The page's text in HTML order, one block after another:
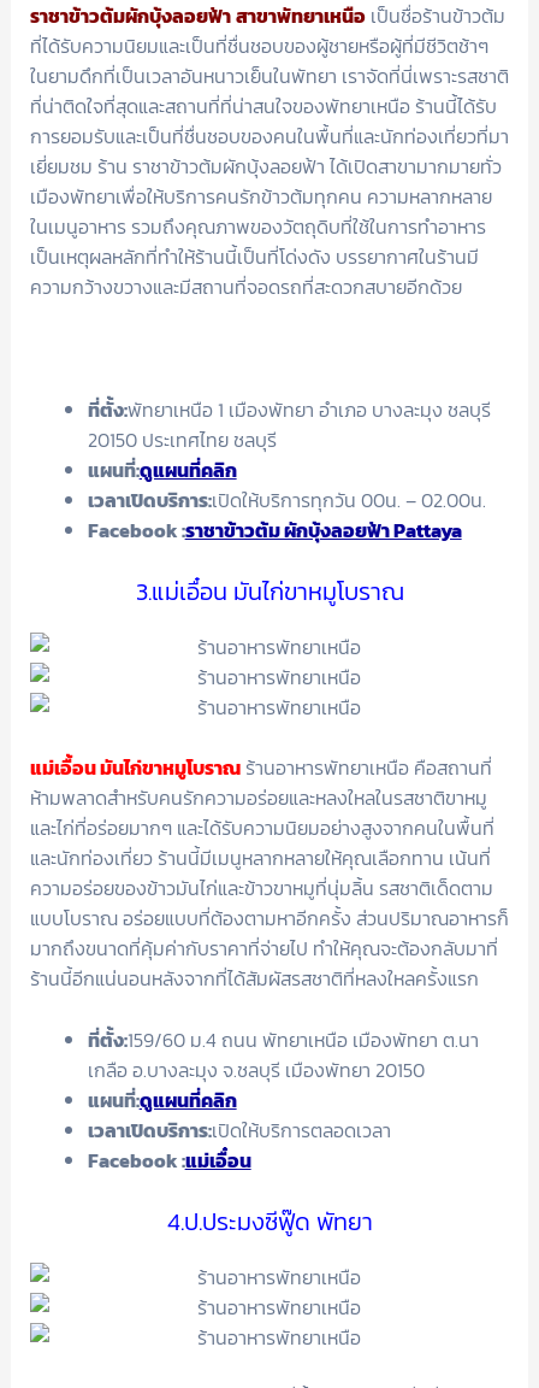
ราชาข้าวต้มผักบุ้งลอยฟ้าสาขาพัทยาเหนือเป็นชื่อร้านข้าวต้ม
ที่ได้รับความนิยมและเป็นที่ชื่นชอบของผู้ชายหรือผู้ที่มีชีวิตช้าๆ
ในยามดึกที่เป็นเวลาอันหนาวเย็นในพัทยา เราจัดที่นี่เพราะรสชาติ
ที่น่าติดใจที่สุดและสถานที่ที่น่าสนใจของพัทยาเหนือ ร้านนี้ได้รับ
การยอมรับและเป็นที่ชื่นชอบของคนในพื้นที่และนักท่องเที่ยวที่มา
เยี่ยมชม ร้าน ราชาข้าวต้มผักบุ้งลอยฟ้า ได้เปิดสาขามากมายทั่ว
เมืองพัทยาเพื่อให้บริการคนรักข้าวต้มทุกคน ความหลากหลาย
ในเมนูอาหาร รวมถึงคุณภาพของวัตถุดิบที่ใช้ในการทำอาหาร
เป็นเหตุผลหลักที่ทำให้ร้านนี้เป็นที่โด่งดัง บรรยากาศในร้านมี
ความกว้างขวางและมีสถานที่จอดรถที่สะดวกสบายอีกด้วย
ที่ตั้ง:พัทยาเหนือ 1 เมืองพัทยา อำเภอ บางละมุง ชลบุรี
20150 ประเทศไทย ชลบุรี
แผนที่:ดูแผนที่คลิก
เวลาเปิดบริการ:เปิดให้บริการทุกวัน 00น. – 02.00น.
Facebook:ราชาข้าวต้ม ผักบุ้งลอยฟ้า Pattaya
3.แม่เอื๋อน มันไก่ขาหมูโบราณ
แม่เอื้อน มันไก่ขาหมูโบราณร้านอาหารพัทยาเหนือ คือสถานที่
ห้ามพลาดสำหรับคนรักความอร่อยและหลงใหลในรสชาติขาหมู
และไก่ที่อร่อยมากๆ และได้รับความนิยมอย่างสูงจากคนในพื้นที่
และนักท่องเที่ยว ร้านนี้มีเมนูหลากหลายให้คุณเลือกทาน เน้นที่
ความอร่อยของข้าวมันไก่และข้าวขาหมูที่นุ่มลิ้น รสชาติเด็ดตาม
แบบโบราณ อร่อยแบบที่ต้องตามหาอีกครั้ง ส่วนปริมาณอาหารก็
มากถึงขนาดที่คุ้มค่ากับราคาที่จ่ายไป ทำให้คุณจะต้องกลับมาที่
ร้านนี้อีกแน่นอนหลังจากที่ได้สัมผัสรสชาติที่หลงใหลครั้งแรก
ที่ตั้ง:159/60 ม.4 ถนน พัทยาเหนือ เมืองพัทยา ต.นา
เกลือ อ.บางละมุง จ.ชลบุรี เมืองพัทยา 20150
แผนที่:ดูแผนที่คลิก
เวลาเปิดบริการ:เปิดให้บริการตลอดเวลา
Facebook:แม่เอื๋อน
4.ป.ประมงซีฟู๊ด พัทยา